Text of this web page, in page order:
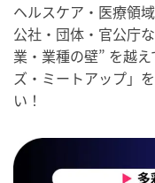
ヘルスケア・医療領
公社・団体・官公庁
業・業種の壁” を越
ズ・ミートアップ」
い！